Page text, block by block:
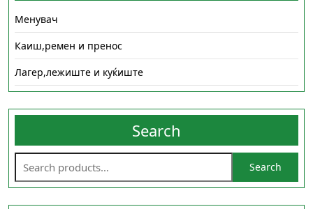
Менувач
Каиш,ремен и пренос
Лагер,лежиште и куќиште
Search
Search